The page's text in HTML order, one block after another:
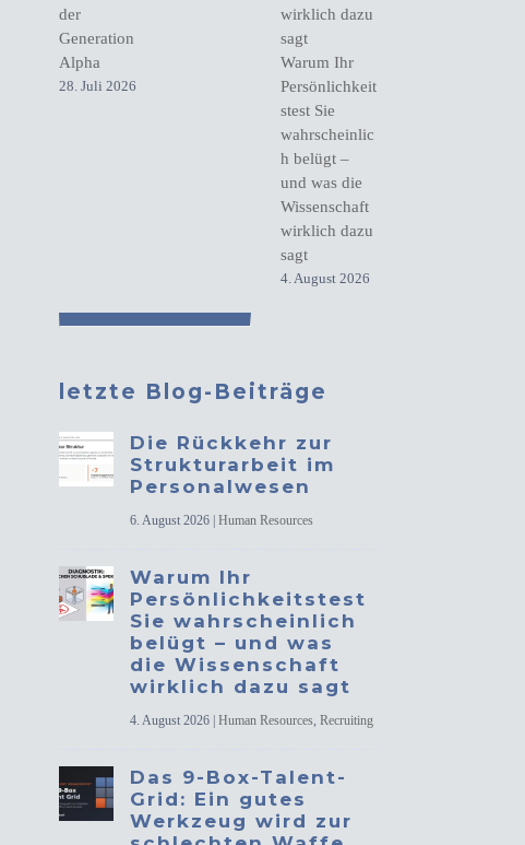
der
Generation
Alpha
28. Juli 2026
Warum Ihr
Persönlichkeit
stest Sie
wahrscheinlic
h belügt –
und was die
Wissenschaft
wirklich dazu
sagt
4. August 2026
letzte Blog-Beiträge
Die Rückkehr zur
Strukturarbeit im
Personalwesen
6. August 2026 |Human Resources
Warum Ihr
Persönlichkeitstest
Sie wahrscheinlich
belügt – und was
die Wissenschaft
wirklich dazu sagt
4. August 2026 |Human Resources,Recruiting
Das 9-Box-Talent-
Grid: Ein gutes
Werkzeug wird zur